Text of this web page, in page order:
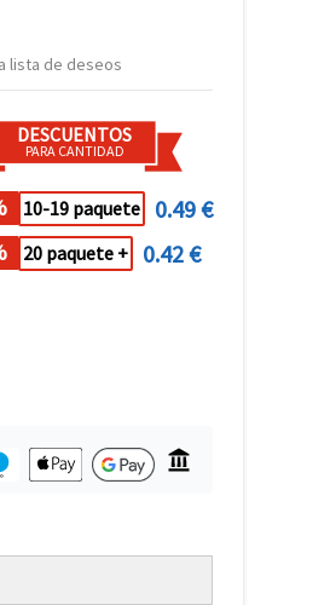
lista de deseos
DESCUENTOS
PARA CANTIDAD
10-19 paquete
0.49 €
20 paquete + 0.42 €